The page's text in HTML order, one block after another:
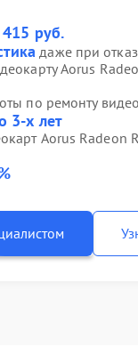
415 руб.
даже при
Aorus
по ремонту
3-х лет
Aorus Radeon